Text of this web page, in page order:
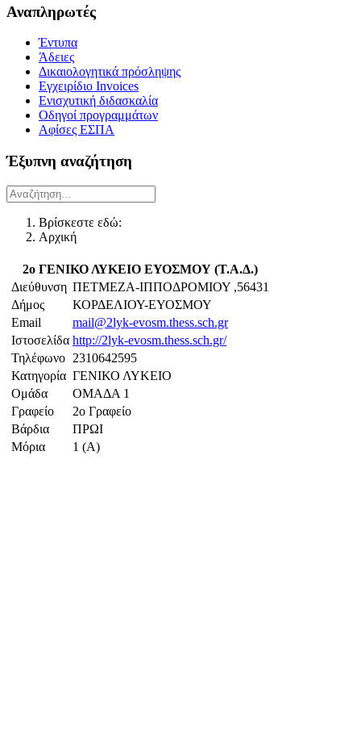
Αναπληρωτές
Έντυπα
Άδειες
Δικαιολογητικά πρόσληψης
Εγχειρίδιο Invoices
Ενισχυτική διδασκαλία
Οδηγοί προγραμμάτων
Αφίσες ΕΣΠΑ
Έξυπνη αναζήτηση
Βρίσκεστε εδώ:
Αρχική
2ο ΓΕΝΙΚΟ ΛΥΚΕΙΟ ΕΥΟΣΜΟΥ (Τ.Α.Δ.)
Διεύθυνση ΠΕΤΜΕΖΑ-ΙΠΠΟΔΡΟΜΙΟΥ ,56431
Δήμος
ΚΟΡΔΕΛΙΟΥ-ΕΥΟΣΜΟΥ
Email
mail@2lyk-evosm.thess.sch.gr
Ιστοσελίδα http://2lyk-evosm.thess.sch.gr/
Τηλέφωνο 2310642595
Κατηγορία ΓΕΝΙΚΟ ΛΥΚΕΙΟ
Ομάδα
ΟΜΑΔΑ 1
Γραφείο
2ο Γραφείο
Βάρδια
ΠΡΩΙ
Μόρια
1 (Α)